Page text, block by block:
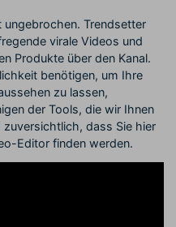
ungebrochen. Trendsetter
virale Videos und
Produkte über den Kanal.
benötigen, um Ihre
zu lassen,
der Tools, die wir Ihnen
dass Sie hier
Editor finden werden.